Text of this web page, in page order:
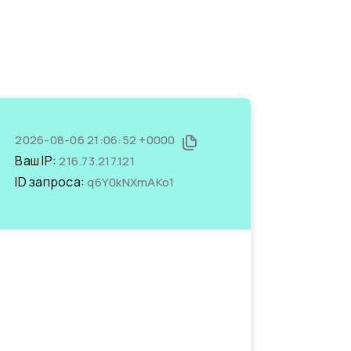
2026-08-06 21:06:52 +0000
Ваш IP:216.73.217.121
ID запроса:q6Y0kNXmAKo1